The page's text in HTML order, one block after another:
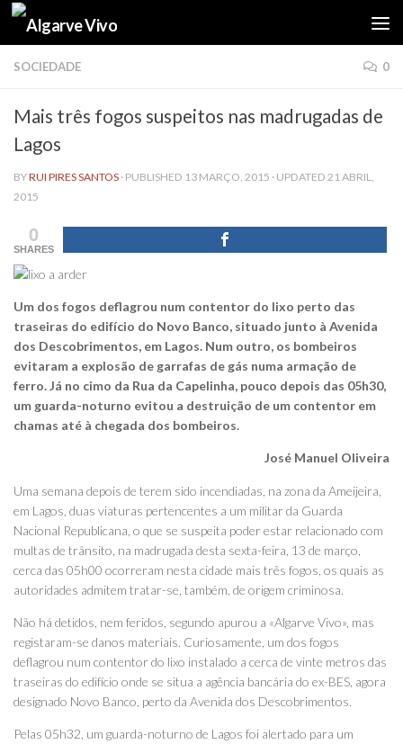
Skip to content
SOCIEDADE 0
Mais três fogos suspeitos nas madrugadas de
Lagos
BYRUI PIRES SANTOS · PUBLISHED 13 MARÇO, 2015 · UPDATED 21 ABRIL,
2015
0
SHARES
Um dos fogos deflagrou num contentor do lixo perto das
traseiras do edifício do Novo Banco, situado junto à Avenida
dos Descobrimentos, em Lagos. Num outro, os bombeiros
evitaram a explosão de garrafas de gás numa armação de
ferro. Já no cimo da Rua da Capelinha, pouco depois das 05h30,
um guarda-noturno evitou a destruição de um contentor em
chamas até à chegada dos bombeiros.
José Manuel Oliveira
Uma semana depois de terem sido incendiadas, na zona da Ameijeira,
em Lagos, duas viaturas pertencentes a um militar da Guarda
Nacional Republicana, o que se suspeita poder estar relacionado com
multas de trânsito, na madrugada desta sexta-feira, 13 de março,
cerca das 05h00 ocorreram nesta cidade mais três fogos, os quais as
autoridades admitem tratar-se, também, de origem criminosa.
Não há detidos, nem feridos, segundo apurou a «Algarve Vivo», mas
registaram-se danos materiais. Curiosamente, um dos fogos
deflagrou num contentor do lixo instalado a cerca de vinte metros das
traseiras do edifício onde se situa a agência bancária do ex-BES, agora
designado Novo Banco, perto da Avenida dos Descobrimentos.
Pelas 05h32, um guarda-noturno de Lagos foi alertado para um